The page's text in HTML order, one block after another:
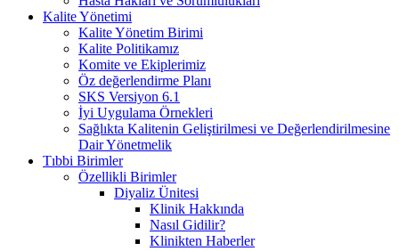
Kalite Yönetimi
Kalite Yönetim Birimi
Kalite Politikamız
Komite ve Ekiplerimiz
Öz değerlendirme Planı
SKS Versiyon 6.1
İyi Uygulama Örnekleri
Sağlıkta Kalitenin Geliştirilmesi ve Değerlendirilmesine
Dair Yönetmelik
Tıbbi Birimler
Özellikli Birimler
Diyaliz Ünitesi
Klinik Hakkında
Nasıl Gidilir?
Klinikten Haberler